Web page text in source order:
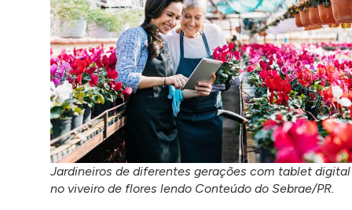
Jardineiros de diferentes gerações com tablet digital
no viveiro de flores lendo Conteúdo do Sebrae/PR.